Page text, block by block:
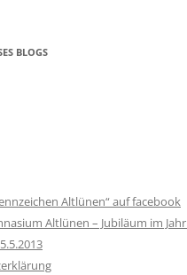
BLOGS
Altlünen“ auf facebook
Altlünen – Jubiläum im